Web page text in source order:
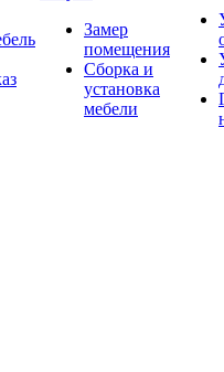
Замер
помещения
Сборка и
установка
мебели